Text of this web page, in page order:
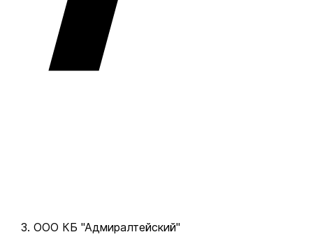
ООО КБ "Адмиралтейский"